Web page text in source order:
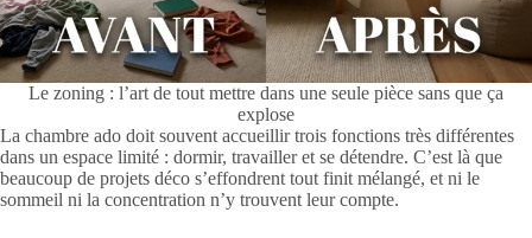
Le zoning : l’art de tout mettre dans une seule pièce sans que ça
explose
La chambre ado doit souvent accueillir trois fonctions très différentes
dans un espace limité : dormir, travailler et se détendre. C’est là que
beaucoup de projets déco s’effondrent tout finit mélangé, et ni le
sommeil ni la concentration n’y trouvent leur compte.